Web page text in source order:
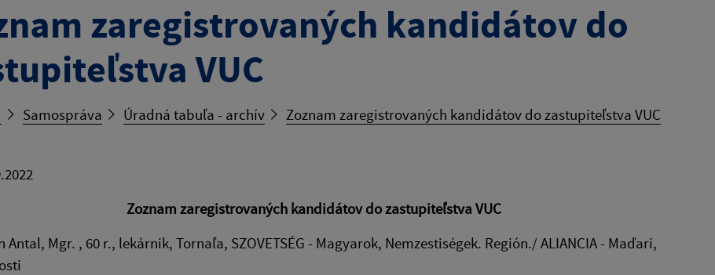
zaregistrovaných kandidátov do
VUC
Samospráva Úradná tabuľa - archív Zoznam zaregistrovaných kandidátov do zastupiteľstva VUC
Zoznam zaregistrovaných kandidátov do zastupiteľstva VUC
Antal, Mgr. , 60 r., lekárnik, Tornaľa, SZOVETSÉG - Magyarok, Nemzestiségek. Región./ ALIANCIA - Maďari,